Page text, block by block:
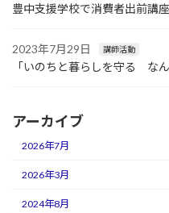
豊中支援学校で消費者出前講
2023年7月29日 講師活動
「いのちと暮らしを守る な
アーカイブ
2026年7月
2026年3月
2024年8月